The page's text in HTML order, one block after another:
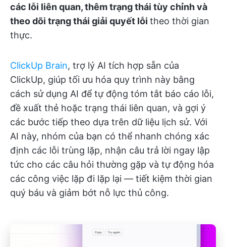
các lỗi liên quan, thêm trạng thái tùy chỉnh và
theo dõi trạng thái giải quyết lỗi theo thời gian
thực.
ClickUp Brain, trợ lý AI tích hợp sẵn của
ClickUp, giúp tối ưu hóa quy trình này bằng
cách sử dụng AI để tự động tóm tắt báo cáo lỗi,
đề xuất thẻ hoặc trạng thái liên quan, và gợi ý
các bước tiếp theo dựa trên dữ liệu lịch sử. Với
AI này, nhóm của bạn có thể nhanh chóng xác
định các lỗi trùng lặp, nhận câu trả lời ngay lập
tức cho các câu hỏi thường gặp và tự động hóa
các công việc lặp đi lặp lại — tiết kiệm thời gian
quý báu và giảm bớt nỗ lực thủ công.